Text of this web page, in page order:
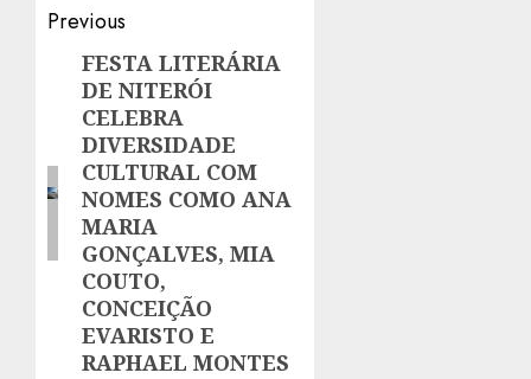
Post
navigation
Previous
Previous
post:
FESTA LITERÁRIA
DE NITERÓI
CELEBRA
DIVERSIDADE
CULTURAL COM
NOMES COMO ANA
MARIA
GONÇALVES, MIA
COUTO,
CONCEIÇÃO
EVARISTO E
RAPHAEL MONTES